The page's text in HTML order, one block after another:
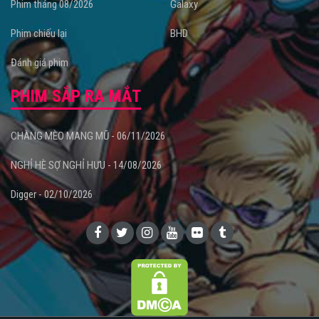
Phim tháng 08/2026
Phim chiếu lại
Đánh giá phim
Galaxy
BHD
PHIM SẮP RA MẮT
CHÀNG MÈO MANG MŨ - 06/11/2026
NGHỈ HÈ SỢ NGHỈ HƯU - 14/08/2026
Digger - 02/10/2026